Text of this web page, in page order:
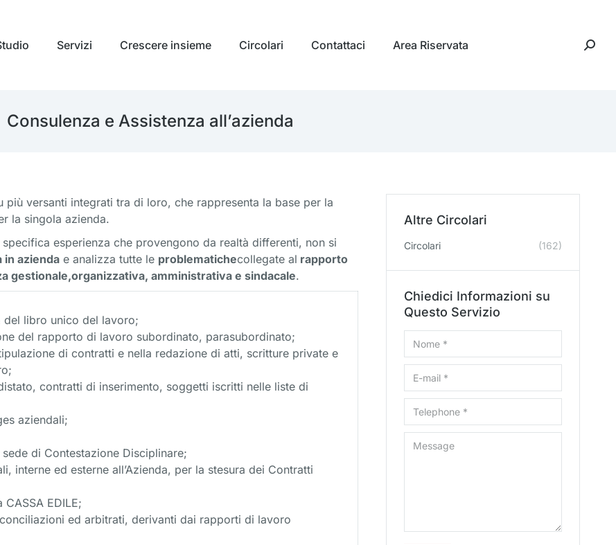
Servizi Crescere insieme Circolari Contattaci Area Riservata
Consulenza e Assistenza all’azienda
più versanti integrati tra di loro, che rappresenta la base per la
la singola azienda.
esperienza che provengono da realtà differenti, non si
in azienda e analizza tutte le problematichecollegate al rapporto
gestionale,organizzativa, amministrativa e sindacale.
del libro unico del lavoro;
del rapporto di lavoro subordinato, parasubordinato;
di contratti e nella redazione di atti, scritture private e
contratti di inserimento, soggetti iscritti nelle liste di
aziendali;
di Contestazione Disciplinare;
interne ed esterne all’Azienda, per la stesura dei Contratti
CASSA EDILE;
ed arbitrati, derivanti dai rapporti di lavoro
Altre Circolari
Circolari (162)
Chiedici Informazioni su
Questo Servizio
E-mail *